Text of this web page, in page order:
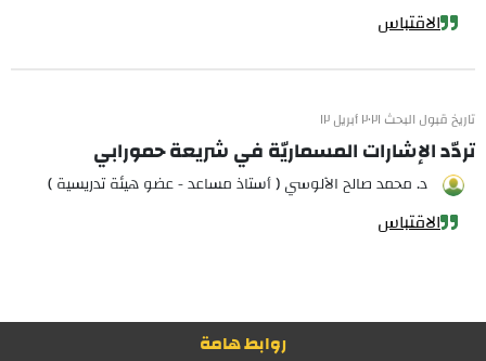
الاقتباس
تاريخ قبول البحث ٢٠٢١ أبريل ١٢
تردّد الإشارات المسماريّة في شريعة حمورابي
د. محمد صالح الآلوسي ( أستاذ مساعد - عضو هيئة تدريسية )
الاقتباس
روابط هامة